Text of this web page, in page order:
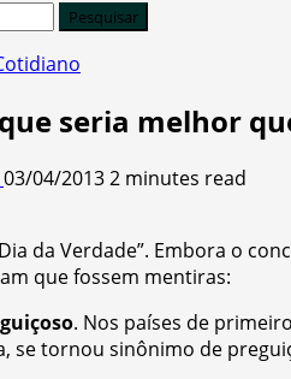
seria melhor
03/04/20132 minutes read
da Verdade”. Embora o
que fossem mentiras:
. Nos países de
se tornou sinônimo de